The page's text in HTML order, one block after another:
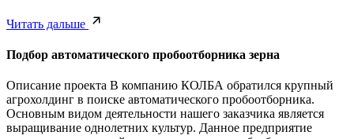
Читать дальше
Подбор автоматического пробоотборника зерна
Описание проекта В компанию КОЛБА обратился крупный
агрохолдинг в поиске автоматического пробоотборника.
Основным видом деятельности нашего заказчика является
выращивание однолетних культур. Данное предприятие